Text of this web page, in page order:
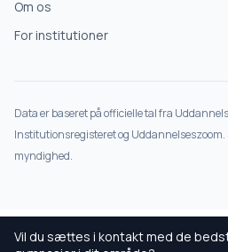
Om os
For institutioner
Data er baseret på officielle tal fra
Institutionsregisteret og Uddannelseszoom.
myndighed.
Vil du sættes i kontakt med de